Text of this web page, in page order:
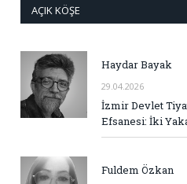
AÇIK KÖŞE
Haydar Bayak
29.04.2026
İzmir Devlet
Efsanesi: İki
Fuldem Özkan